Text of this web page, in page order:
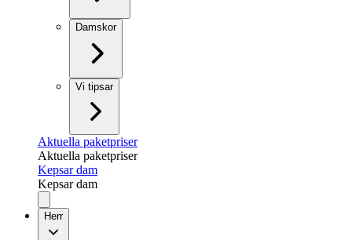
Damskor
Vi tipsar
Aktuella paketpriser
Aktuella paketpriser
Kepsar dam
Kepsar dam
Herr